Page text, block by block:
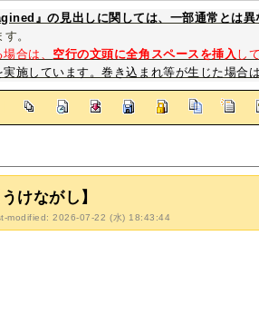
』の見出しに関しては、一部通常とは
。
合は、 空行の文頭に全角スペースを挿入 し
施しています。巻き込まれ等が生じた場合は
うけながし】
modified: 2026-07-22 (水) 18:43:44